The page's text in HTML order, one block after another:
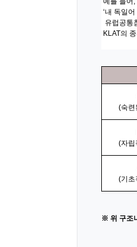
‘내 독일
유럽공통
KLAT의
(숙련
(자립
(기초
※ 위 구조